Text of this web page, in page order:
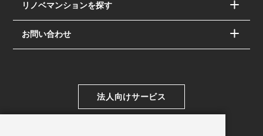
リノベマンションを探す
お問い合わせ
法人向けサービス